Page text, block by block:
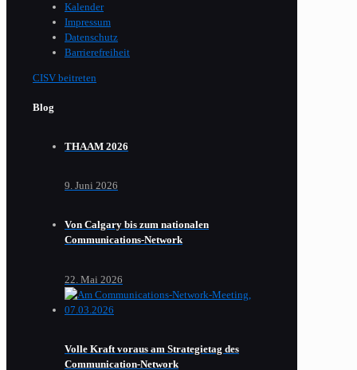
Kalender
Impressum
Datenschutz
Barrierefreiheit
CISV beitreten
Blog
THAAM 2026
9. Juni 2026
Von Calgary bis zum nationalen
Communications-Network
22. Mai 2026
Volle Kraft voraus am Strategietag des
Communication-Network